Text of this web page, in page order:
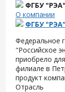
ФГБУ
О компании
ФГБУ
Федеральное
"Российское
приобрело
филиале в
продукт
Отрасль